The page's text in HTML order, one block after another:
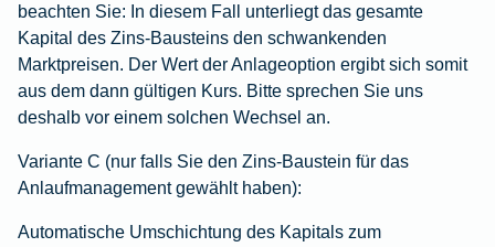
beachten Sie: In diesem Fall unterliegt das gesamte
Kapital des Zins-Bausteins den schwankenden
Marktpreisen. Der Wert der Anlageoption ergibt sich somit
aus dem dann gültigen Kurs. Bitte sprechen Sie uns
deshalb vor einem solchen Wechsel an.
Variante C (nur falls Sie den Zins-Baustein für das
Anlaufmanagement gewählt haben):
Automatische Umschichtung des Kapitals zum